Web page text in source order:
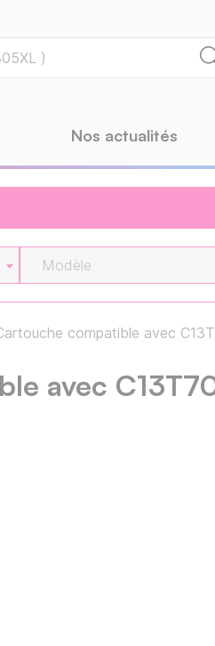
Nos actualités
Modèle
compatible avec
avec